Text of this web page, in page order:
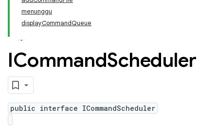
menunggu
displayCommandQueue
ICommandScheduler
public interface ICommandScheduler